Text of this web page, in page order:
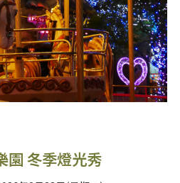
園 冬季燈光秀